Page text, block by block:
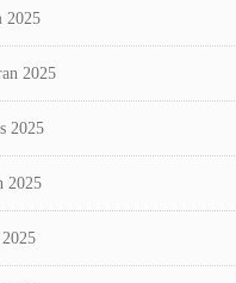
2025
2025
2025
2025